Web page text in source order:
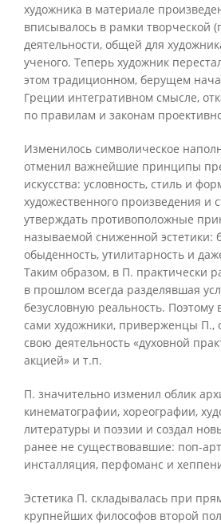
художника в материале
вписывалось в рамки творческой
деятельности, общей для
ученого. Теперь художник
этом традиционном, берущем
Греции интегративном смысле,
по правилам и законам
Изменилось символическое
отменил важнейшие принципы
искусства: условность, стиль и
художественного произведения и
утверждать противоположные
называемой сниженной эстетики:
обыденность, утилитарность и
Таким образом, в П. практически
в прошлом всегда разделявшая
безусловную реальность. Поэтому
сами художники, приверженцы П.,
свою деятельность «духовной
акцией» и т.п.
П. значительно изменил облик
кинематографии, хореографии,
литературы и поэзии и создал
ранее не существовавшие: поп-
инсталляция, перфоманс и
Эстетика П. складывалась при
крупнейших философов второй